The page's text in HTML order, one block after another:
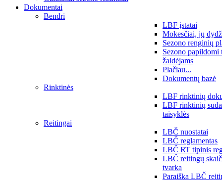
Dokumentai
Bendri
LBF įstatai
Mokesčiai, jų
Sezono renginių
Sezono papildomi
žaidėjams
Plačiau...
Dokumentų bazė
Rinktinės
LBF rinktinių
LBF rinktinių
taisyklės
Reitingai
LBČ nuostatai
LBČ reglamentas
LBČ RT tipinis
LBČ reitingų
tvarka
Paraiška LBČ